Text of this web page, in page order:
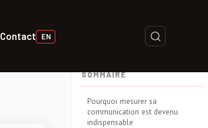
Contact EN
SOMMAIRE
Pourquoi mesurer sa
communication est devenu
indispensable